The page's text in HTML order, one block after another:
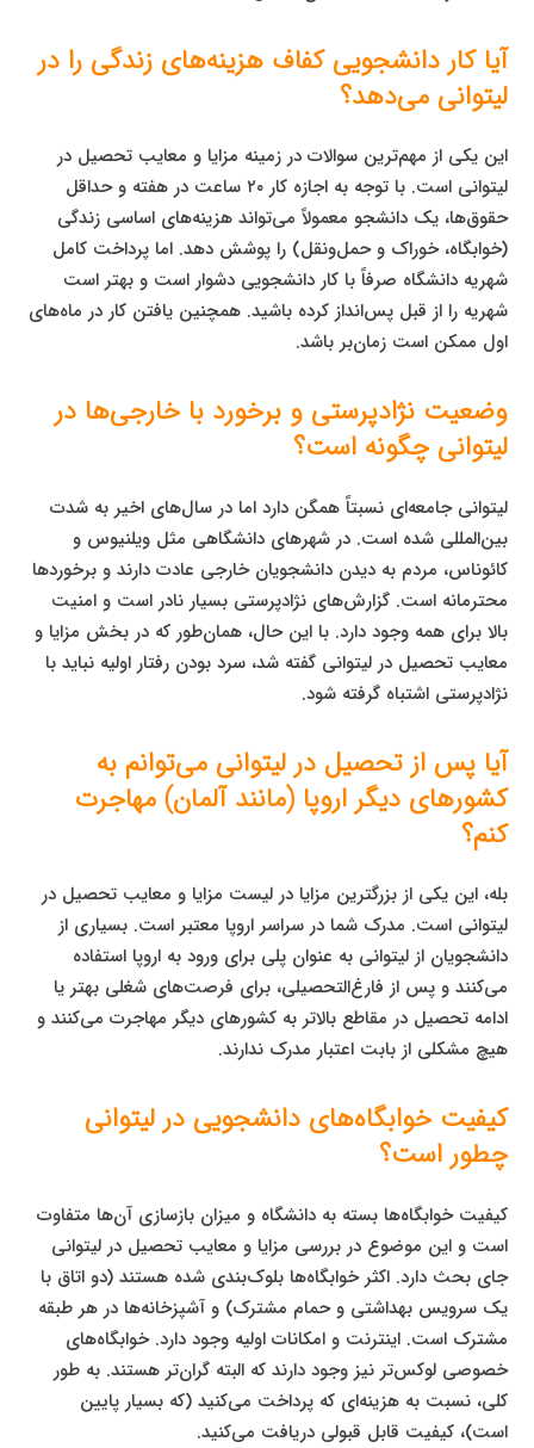
آیا کار دانشجویی کفاف هزینه‌های زندگی را در
لیتوانی می‌دهد؟
این یکی از مهم‌ترین سوالات در زمینه مزایا و معایب تحصیل در
لیتوانی است. با توجه به اجازه کار ۲۰ ساعت در هفته و حداقل
حقوق‌ها، یک دانشجو معمولاً می‌تواند هزینه‌های اساسی زندگی
(خوابگاه، خوراک و حمل‌ونقل) را پوشش دهد. اما پرداخت کامل
شهریه دانشگاه صرفاً با کار دانشجویی دشوار است و بهتر است
شهریه را از قبل پس‌انداز کرده باشید. همچنین یافتن کار در ماه‌های
اول ممکن است زمان‌بر باشد.
وضعیت نژادپرستی و برخورد با خارجی‌ها در
لیتوانی چگونه است؟
لیتوانی جامعه‌ای نسبتاً همگن دارد اما در سال‌های اخیر به شدت
بین‌المللی شده است. در شهرهای دانشگاهی مثل ویلنیوس و
کائوناس، مردم به دیدن دانشجویان خارجی عادت دارند و برخوردها
محترمانه است. گزارش‌های نژادپرستی بسیار نادر است و امنیت
بالا برای همه وجود دارد. با این حال، همان‌طور که در بخش مزایا و
معایب تحصیل در لیتوانی گفته شد، سرد بودن رفتار اولیه نباید با
نژادپرستی اشتباه گرفته شود.
آیا پس از تحصیل در لیتوانی می‌توانم به
کشورهای دیگر اروپا (مانند آلمان) مهاجرت
کنم؟
بله، این یکی از بزرگترین مزایا در لیست مزایا و معایب تحصیل در
لیتوانی است. مدرک شما در سراسر اروپا معتبر است. بسیاری از
دانشجویان از لیتوانی به عنوان پلی برای ورود به اروپا استفاده
می‌کنند و پس از فارغ‌التحصیلی، برای فرصت‌های شغلی بهتر یا
ادامه تحصیل در مقاطع بالاتر به کشورهای دیگر مهاجرت می‌کنند و
هیچ مشکلی از بابت اعتبار مدرک ندارند.
کیفیت خوابگاه‌های دانشجویی در لیتوانی
چطور است؟
کیفیت خوابگاه‌ها بسته به دانشگاه و میزان بازسازی آن‌ها متفاوت
است و این موضوع در بررسی مزایا و معایب تحصیل در لیتوانی
جای بحث دارد. اکثر خوابگاه‌ها بلوک‌بندی شده هستند (دو اتاق با
یک سرویس بهداشتی و حمام مشترک) و آشپزخانه‌ها در هر طبقه
مشترک است. اینترنت و امکانات اولیه وجود دارد. خوابگاه‌های
خصوصی لوکس‌تر نیز وجود دارند که البته گران‌تر هستند. به طور
کلی، نسبت به هزینه‌ای که پرداخت می‌کنید (که بسیار پایین
است)، کیفیت قابل قبولی دریافت می‌کنید.